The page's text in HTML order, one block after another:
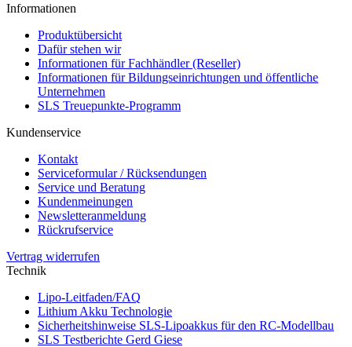
Informationen
Produktübersicht
Dafür stehen wir
Informationen für Fachhändler (Reseller)
Informationen für Bildungseinrichtungen und öffentliche
Unternehmen
SLS Treuepunkte-Programm
Kundenservice
Kontakt
Serviceformular / Rücksendungen
Service und Beratung
Kundenmeinungen
Newsletteranmeldung
Rückrufservice
Vertrag widerrufen
Technik
Lipo-Leitfaden/FAQ
Lithium Akku Technologie
Sicherheitshinweise SLS-Lipoakkus für den RC-Modellbau
SLS Testberichte Gerd Giese